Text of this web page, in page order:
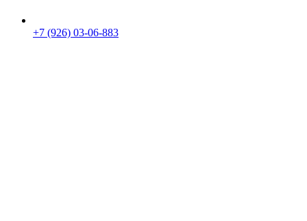
+7 (926) 03-06-883